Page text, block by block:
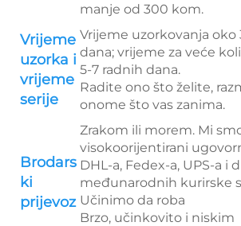
manje od 300 kom.
Vrijeme
uzorka i
vrijeme
serije
Vrijeme uzorkovanja oko
dana; vrijeme za veće
5-7 radnih dana.
Radite ono što želite,
onome što vas zanima.
Brodars
ki
prijevoz
Zrakom ili morem. Mi
visokoorijentirani
DHL-a, Fedex-a, UPS-a i
međunarodnih kurirske
Učinimo da roba
Brzo, učinkovito i niskim